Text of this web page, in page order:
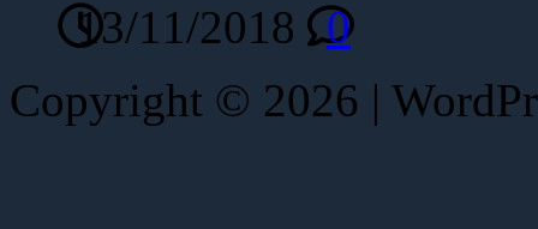
13/11/2018
0
Copyright © 2026 |